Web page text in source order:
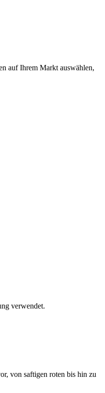
auf Ihrem Markt auswählen,
verwendet.
von saftigen roten bis hin zu